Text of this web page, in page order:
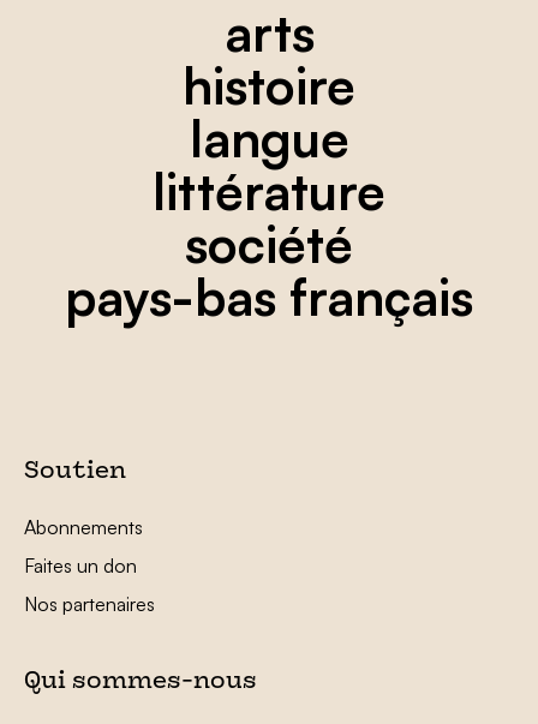
arts
histoire
langue
littérature
société
pays-bas français
Soutien
Abonnements
Faites un don
Nos partenaires
Qui sommes-nous